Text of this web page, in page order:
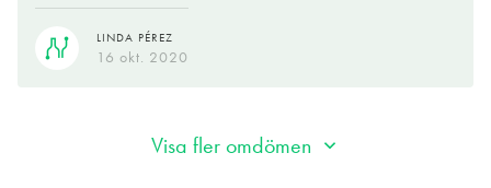
LINDA PÉREZ
16 okt. 2020
01 okt. 2020
Visa fler omdömen